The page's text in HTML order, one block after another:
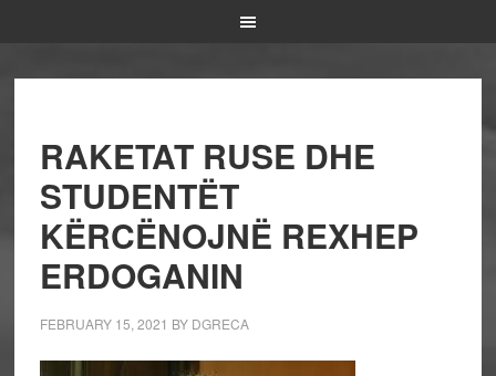
RAKETAT RUSE DHE
STUDENTËT
KËRCËNOJNË REXHEP
ERDOGANIN
FEBRUARY 15, 2021 BY DGRECA